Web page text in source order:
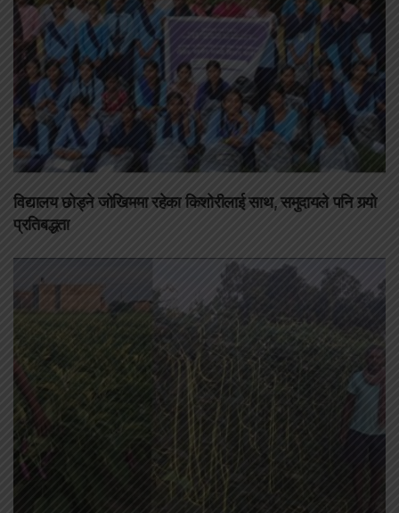
विद्यालय छोड्ने जोखिममा रहेका किशोरीलाई साथ, समुदायले पनि गर्‍यो
प्रतिबद्धता